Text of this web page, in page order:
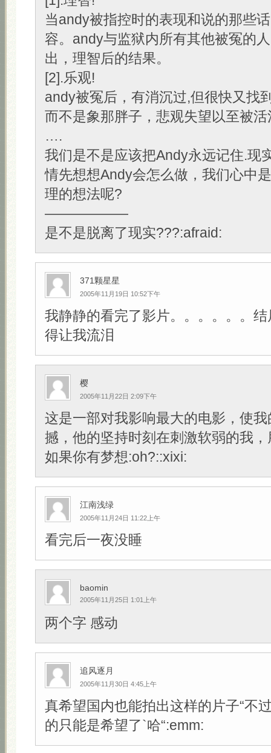
当andy被指控时的表现和说的那些
容。andy与监狱内所有其他被冤的
出，理智后的结果。
[2].乐观!
andy被冤后，有消沉过,但很快又找
而不是象那胖子，悲观失望以至被活
….
我们是不是应该把Andy永远记住.现
情先想想Andy会怎么做，我们心中
理的想法呢?
——————
是不是脱离了现实???:afraid:
371颗星星
2005年11月19日 10:52下午
我静静的看完了影片。。。。。。
得让我流泪
樱
2005年11月22日 2:09下午
这是一部对我影响最大的电影，使
撼，他的坚持时刻在刺激软弱的我
如果你有梦想:oh?::xixi:
江南浅绿
2005年11月24日 11:22上午
看完后一夜没睡
baomin
2005年11月25日 1:01上午
两个字 感动
追风逐月
2005年11月30日 4:45上午
真希望国内也能拍出这样的片子“不
的只能是希望了`哈“:emm: